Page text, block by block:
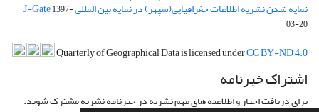
نمایه شدن نشریه اطلاعات جغرافیایی(سپهر) در نمایه بین المللی J-Gate1397-
03-20
Quarterly of Geographical Data is licensed underCC BY-ND 4.0
اشتراک خبرنامه
برای دریافت اخبار و اطلاعیه های مهم نشریه در خبرنامه نشریه مشترک شوید.